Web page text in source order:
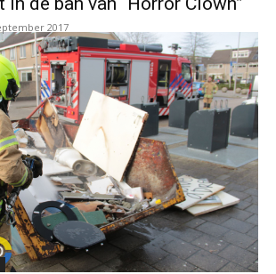
2017